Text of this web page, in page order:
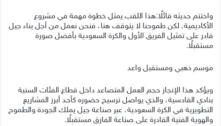
واختتم حديثه قائلًا:هذا اللقب يمثل خطوة مهمة في مشروع
الأكاديمية، لكن طموحنا لا يتوقف هنا، فنحن نعمل من أجل بناء جيل
قادر على تمثيل الفريق الأول والكرة السعودية بأفضل صورة
مستقبلًا.
موسم ذهبي ومستقبل واعد
ويؤكد هذا الإنجاز حجم العمل المتصاعد داخل قطاع الفئات السنية
بنادي القادسية، والذي يواصل ترسيخ حضوره كأحد أبرز المشاريع
التطويرية في الكرة السعودية، عبر صناعة جيل يملك الجودة والطموح
والهوية الفنية القادرة على صناعة الفارق مستقبلًا.